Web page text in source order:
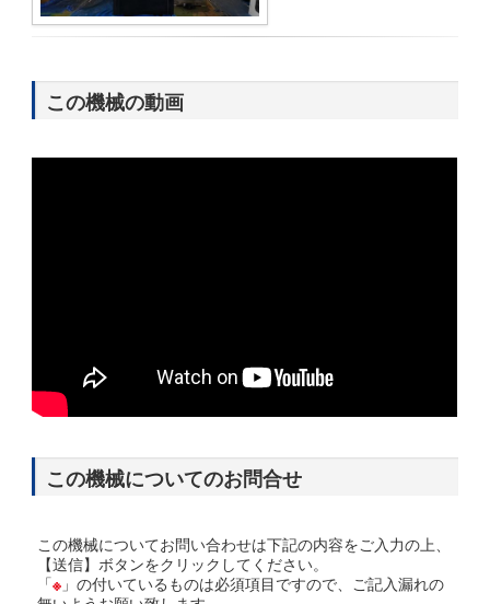
この機械の動画
この機械についてのお問合せ
この機械についてお問い合わせは下記の内容をご入力の上、
【送信】ボタンをクリックしてください。
「※ 」の付いているものは必須項目ですので、ご記入漏れの